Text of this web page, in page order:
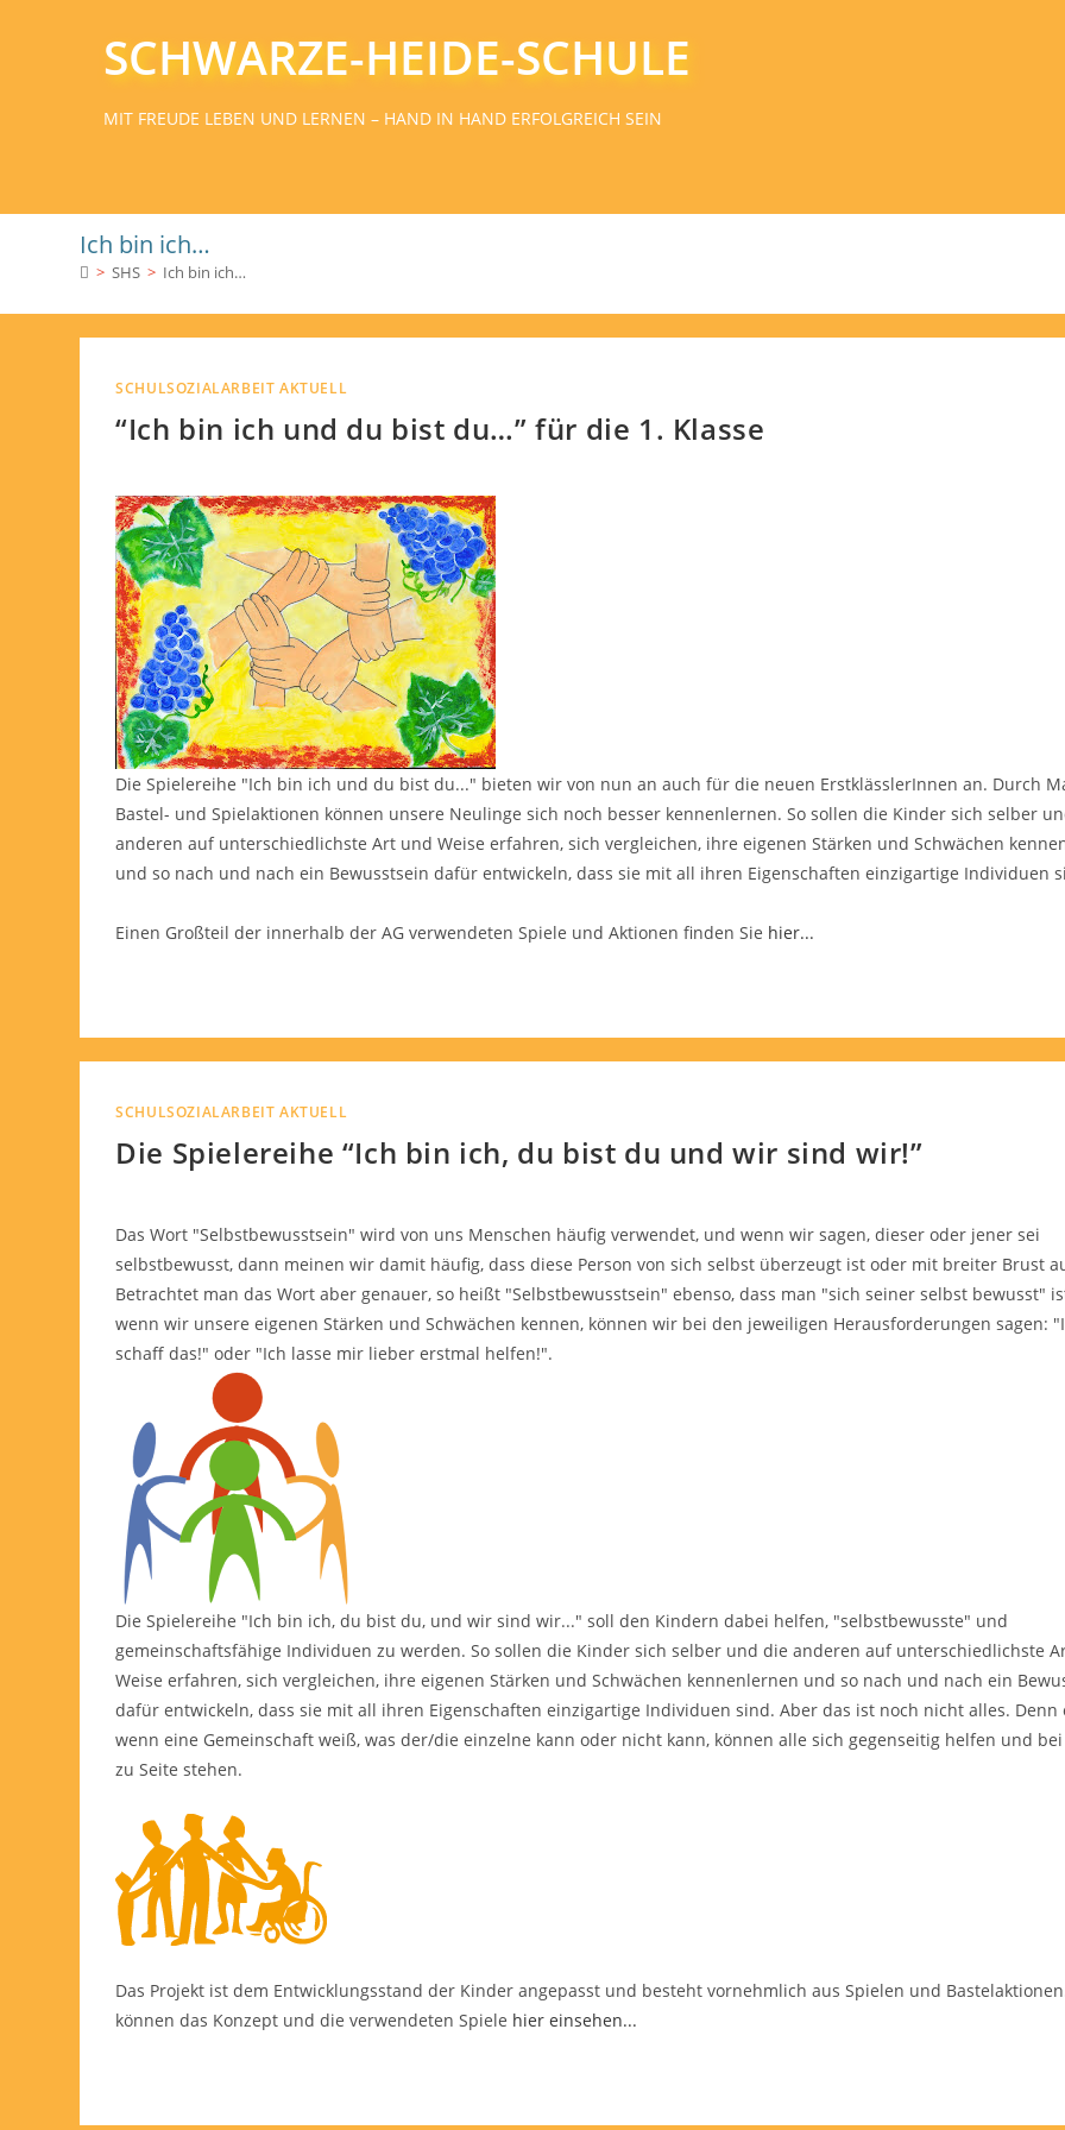
SCHWARZE-HEIDE-SCHULE
MIT FREUDE LEBEN UND LERNEN – HAND IN HAND ERFOLGREICH SEIN
Ich bin ich…
> SHS > Ich bin ich…
SCHULSOZIALARBEIT AKTUELL
“Ich bin ich und du bist du…” für die 1. Klasse
Die Spielereihe "Ich bin ich und du bist du..." bieten wir von nun an auch für die neuen ErstklässlerInnen an. Durch
Bastel- und Spielaktionen können unsere Neulinge sich noch besser kennenlernen.So sollen die Kinder sich selber
anderen auf unterschiedlichste Art und Weise erfahren, sich vergleichen, ihre eigenen Stärken und Schwächen
und so nach und nach ein Bewusstsein dafür entwickeln, dass sie mit all ihren Eigenschaften einzigartige Individuen
Einen Großteil der innerhalb der AG verwendeten Spiele und Aktionen finden Sie hier...
SCHULSOZIALARBEIT AKTUELL
Die Spielereihe “Ich bin ich, du bist du und wir sind wir!”
Das Wort "Selbstbewusstsein" wird von uns Menschen häufig verwendet, und wenn wir sagen, dieser oder jener sei
selbstbewusst, dann meinen wir damit häufig, dass diese Person von sich selbst überzeugt ist oder mit breiter Brust
Betrachtet man das Wort aber genauer, so heißt "Selbstbewusstsein" ebenso, dass man "sich seiner selbst bewusst"
wenn wir unsere eigenen Stärken und Schwächen kennen, können wir bei den jeweiligen Herausforderungen sagen:
schaff das!" oder "Ich lasse mir lieber erstmal helfen!".
Die Spielereihe "Ich bin ich, du bist du, und wir sind wir..." soll den Kindern dabei helfen, "selbstbewusste" und
gemeinschaftsfähige Individuen zu werden. So sollen die Kinder sich selber und die anderen auf unterschiedlichste
Weise erfahren, sich vergleichen, ihre eigenen Stärken und Schwächen kennenlernen und so nach und nach ein
dafür entwickeln, dass sie mit all ihren Eigenschaften einzigartige Individuen sind. Aber das ist noch nicht alles. Denn
wenn eine Gemeinschaft weiß, was der/die einzelne kann oder nicht kann, können alle sich gegenseitig helfen und
zu Seite stehen.
Das Projekt ist dem Entwicklungsstand der Kinder angepasst und besteht vornehmlich aus Spielen und
können das Konzept und die verwendeten Spiele hier einsehen...